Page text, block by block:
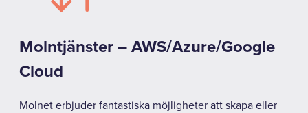
Molntjänster – AWS/Azure/Google
Cloud
Molnet erbjuder fantastiska möjligheter att skapa eller